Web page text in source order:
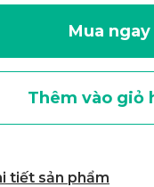
Mua ngay
Thêm vào giỏ
tiết sản phẩm